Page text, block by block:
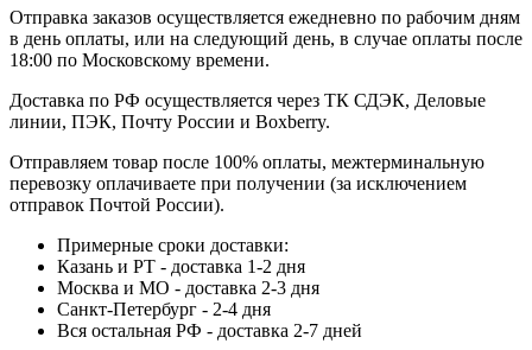
Отправка заказов осуществляется ежедневно по рабочим дням
в день оплаты, или на следующий день, в случае оплаты после
18:00 по Московскому времени.
Доставка по РФ осуществляется через ТК СДЭК, Деловые
линии, ПЭК, Почту России и Boxberry.
Отправляем товар после 100% оплаты, межтерминальную
перевозку оплачиваете при получении (за исключением
отправок Почтой России).
Примерные сроки доставки:
Казань и РТ - доставка 1-2 дня
Москва и МО - доставка 2-3 дня
Санкт-Петербург - 2-4 дня
Вся остальная РФ - доставка 2-7 дней